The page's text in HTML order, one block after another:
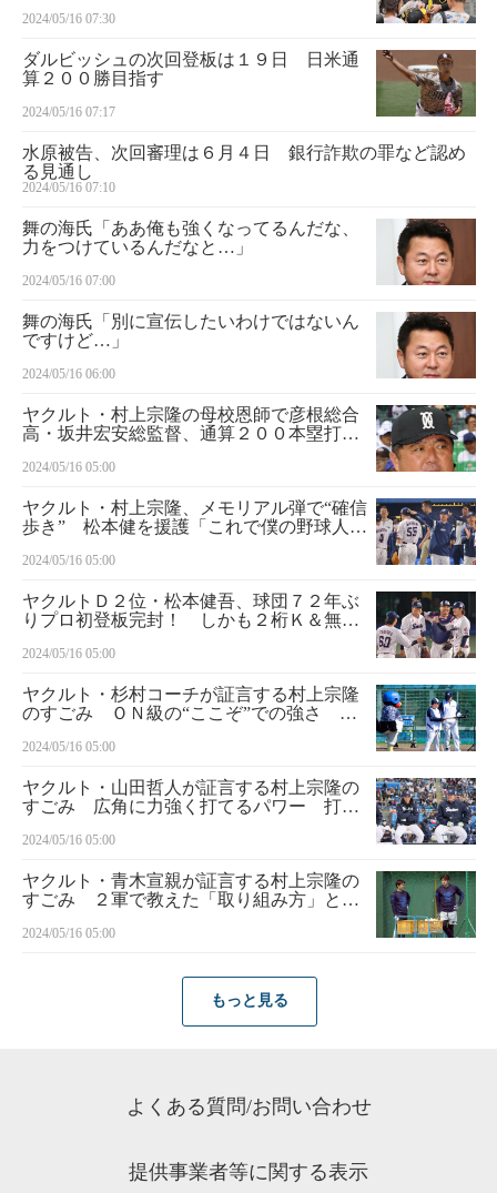
2024/05/16 07:30
ダルビッシュの次回登板は１９日 日米通
算２００勝目指す
2024/05/16 07:17
水原被告、次回審理は６月４日 銀行詐欺の罪など認め
る見通し
2024/05/16 07:10
舞の海氏「ああ俺も強くなってるんだな、
力をつけているんだなと…」
2024/05/16 07:00
舞の海氏「別に宣伝したいわけではないん
ですけど…」
2024/05/16 06:00
ヤクルト・村上宗隆の母校恩師で彦根総合
高・坂井宏安総監督、通算２００本塁打に
2024/05/16 05:00
ヤクルト・村上宗隆、メモリアル弾で“確信
歩き” 松本健を援護「これで僕の野球人生
2024/05/16 05:00
ヤクルトＤ２位・松本健吾、球団７２年ぶ
りプロ初登板完封！ しかも２桁Ｋ＆無四
2024/05/16 05:00
ヤクルト・杉村コーチが証言する村上宗隆
のすごみ ＯＮ級の“ここぞ”での強さ 前
信が一発を生む
2024/05/16 05:00
ヤクルト・山田哲人が証言する村上宗隆の
すごみ 広角に力強く打てるパワー 打球
2024/05/16 05:00
ヤクルト・青木宣親が証言する村上宗隆の
すごみ ２軍で教えた「取り組み方」と
うとする気持ちはすごい
2024/05/16 05:00
もっと見る
よくある質問/お問い合わせ
提供事業者等に関する表示